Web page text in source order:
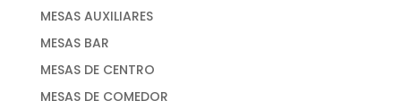
MESAS AUXILIARES
MESAS BAR
MESAS DE CENTRO
MESAS DE COMEDOR